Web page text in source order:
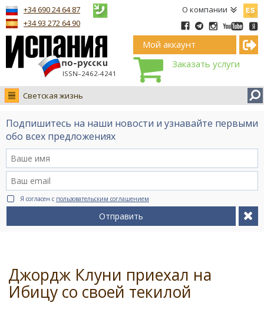
О компании
ISSN–2462-4241
+34 690 24 64 87
+34 93 272 64 90
Мой аккаунт
Заказать услуги
Светская жизнь
Новости
Интервью
Видео Ruso.TV
BCN life
Сервис на немецком
Подпишитесь на наши новости и узнавайте первыми
обо всех предложениях
Я согласен с пользовательским соглашением
Отправить
Джордж Клуни приехал на
Ибицу со своей текилой